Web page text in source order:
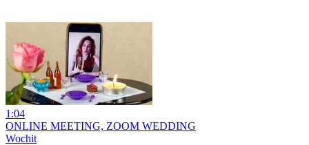
1:04
ONLINE MEETING, ZOOM WEDDING
Wochit